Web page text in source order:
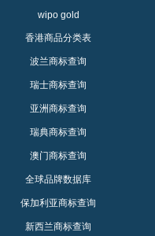
wipo gold
香港商品分类表
波兰商标查询
瑞士商标查询
亚洲商标查询
瑞典商标查询
澳门商标查询
全球品牌数据库
保加利亚商标查询
新西兰商标查询